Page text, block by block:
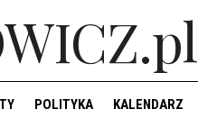
POLITYKA KALENDARZ